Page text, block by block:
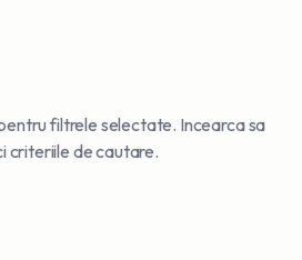
filtrele selectate. Incearca sa
criteriile de cautare.